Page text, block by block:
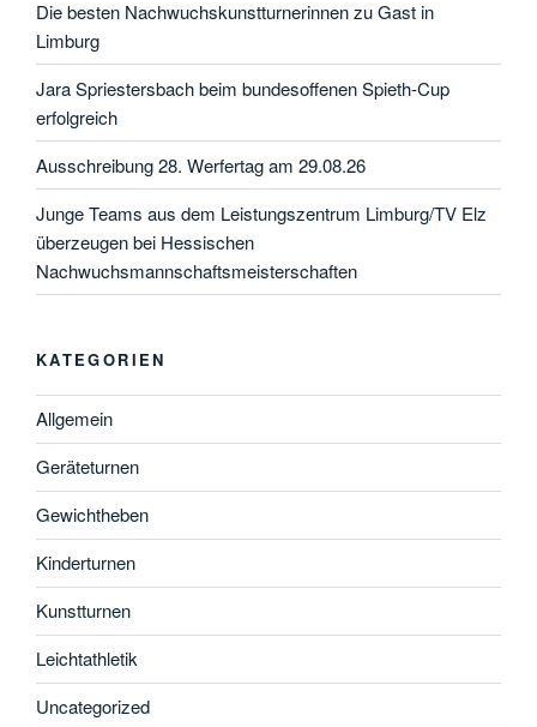
Die besten Nachwuchskunstturnerinnen zu Gast in
Limburg
Jara Spriestersbach beim bundesoffenen Spieth-Cup
erfolgreich
Ausschreibung 28. Werfertag am 29.08.26
Junge Teams aus dem Leistungszentrum Limburg/TV Elz
überzeugen bei Hessischen
Nachwuchsmannschaftsmeisterschaften
KATEGORIEN
Allgemein
Geräteturnen
Gewichtheben
Kinderturnen
Kunstturnen
Leichtathletik
Uncategorized